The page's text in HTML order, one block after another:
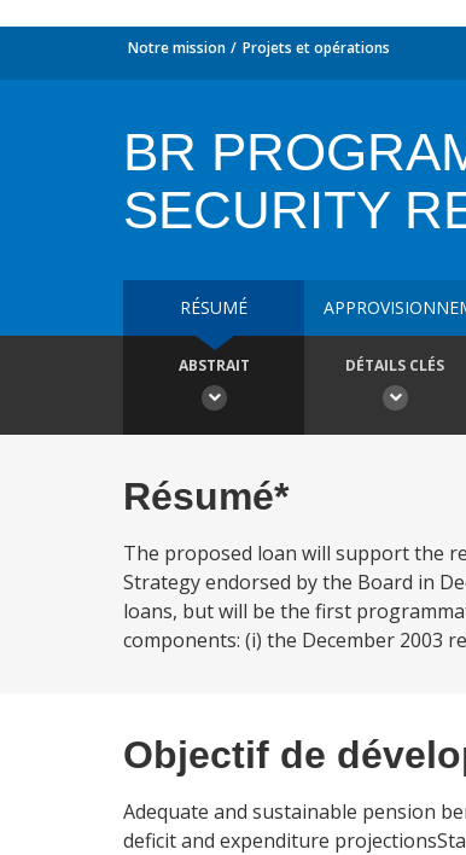
Notre mission Projets et opérations
BR
SECURITY
RÉSUMÉ
ABSTRAIT DÉTAILS CLÉS
Résumé*
The proposed loan will support the
Strategy endorsed by the Board in
loans, but will be the first
components: (i) the December 2003
Objectif de
Adequate and sustainable pension
deficit and expenditure